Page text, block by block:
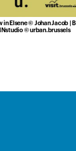
in Elsene © Johan Jacob |
© urban.brussels